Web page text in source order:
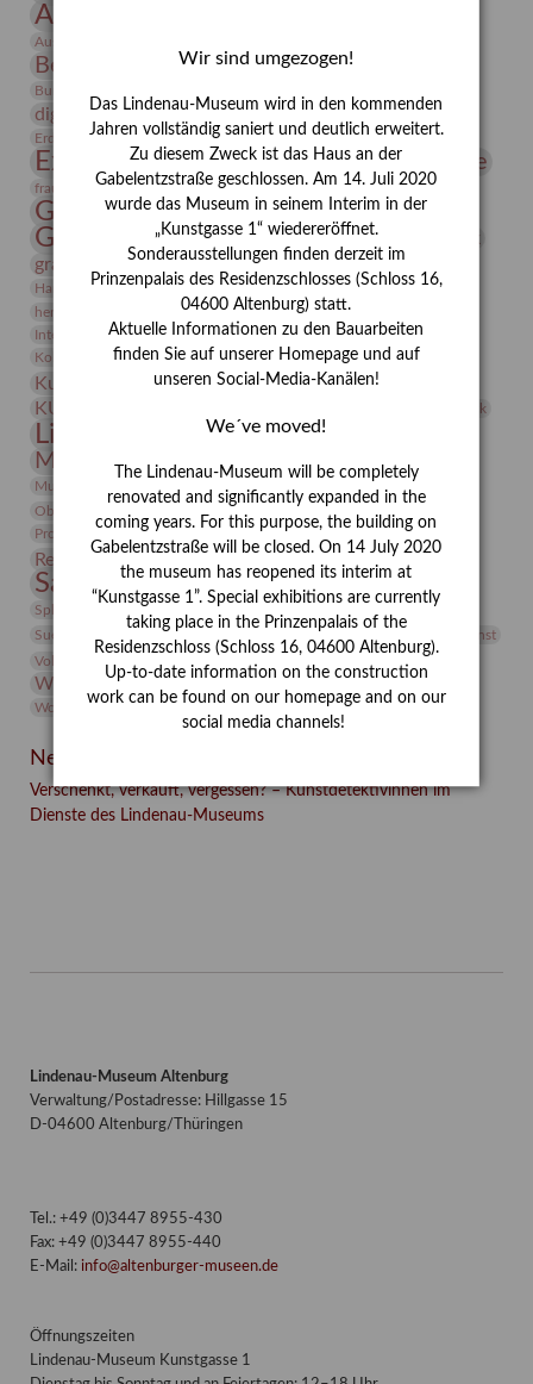
Ausstellung
Ausstellung „Vier Winde“
Bernhard August von Lindenau
Burg Posterstein
digitallabor Entartete Kunst
Enteignung
Erdmann Julius Dietrich
Erlebnisportal estrusker Exlibris
Expressionismus Festrede Florenz Fotografie
frauen Frauen in der Antike und heute
Gerhard-Altenbourg-Preis
Gerhard Altenbourg
Gerhard Kurt Müller
grafische sammlung griechische Mythologie
Hanns-Conon von der Gabelentz Heinrich Kirchhoff Heldinnen
herman de vries Humboldt
Insekten
Integriertes Schädlingsmanagement
Italien Jahresempfang
Jubiläum
Kolosseum
Kooperationsausstellung Korkmodelle Kunst
Kunstmuseum Kunstvermittlung Kunst von Kühl
KUNSTWAND Lehmbruck
Lindenau-Museum Marstall
Museumsgeschichte Museumsnacht
Museumspädagogik Natur
Neue Remise
Objekt im Fokus
Peter Schnürpel Phelloplastik
Provenienz
Provenienzforschung
Restaurierung Ruth Wolf-Rehfeld
Sammlung Samstagszeichner
Sphinx
studio Studio Bildende Kunst
studioDIGITAL
Suermondt-Ludwig-Museum
Vermittlung
Videokunst
Volontariat
Weihnachten
Werkbetrachtung Wissenschaft
Wolf und Hund
Zirkuswoche
Neueste Beiträge
Verschenkt, verkauft, vergessen? – Kunstdetektivinnen im
Dienste des Lindenau-Museums
Lindenau-Museum Altenburg
Verwaltung/Postadresse: Hillgasse 15
D-04600 Altenburg/Thüringen
Tel.: +49 (0)3447 8955-430
Fax: +49 (0)3447 8955-440
E-Mail: info@altenburger-museen.de
Öffnungszeiten
Lindenau-Museum Kunstgasse 1
Wir sind umgezogen!
Das Lindenau-Museum wird in den kommenden
Jahren vollständig saniert und deutlich erweitert.
Zu diesem Zweck ist das Haus an der
Gabelentzstraße geschlossen. Am 14. Juli 2020
wurde das Museum in seinem Interim in der
„Kunstgasse 1“ wiedereröffnet.
Sonderausstellungen finden derzeit im
Prinzenpalais des Residenzschlosses (Schloss 16,
04600 Altenburg) statt.
Aktuelle Informationen zu den Bauarbeiten
finden Sie auf unserer Homepage und auf
unseren Social-Media-Kanälen!
We´ve moved!
The Lindenau-Museum will be completely
renovated and significantly expanded in the
coming years. For this purpose, the building on
Gabelentzstraße will be closed. On 14 July 2020
the museum has reopened its interim at
“Kunstgasse 1”. Special exhibitions are currently
taking place in the Prinzenpalais of the
Residenzschloss (Schloss 16, 04600 Altenburg).
Up-to-date information on the construction
work can be found on our homepage and on our
social media channels!